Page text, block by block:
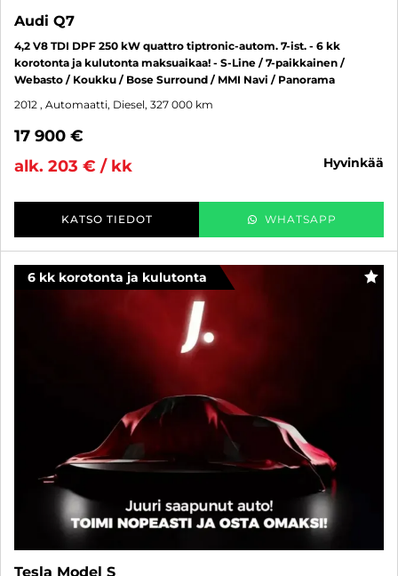
Audi Q7
4,2 V8 TDI DPF 250 kW quattro tiptronic-autom. 7-ist. - 6 kk
korotonta ja kulutonta maksuaikaa! - S-Line / 7-paikkainen /
Webasto / Koukku / Bose Surround / MMI Navi / Panorama
2012 , Automaatti, Diesel, 327 000 km
17 900 €
alk. 203 € / kk
hyvinkää
KATSO TIEDOT WHATSAPP
6 kk korotonta ja kulutonta
Tesla Model S